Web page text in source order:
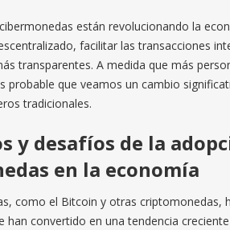
están revolucionando la
facilitar las transacciones
transparentes. A medida que más
probable que veamos un cambio
tradicionales.
y desafíos de la
en la economía
como el Bitcoin y otras criptomonedas,
han convertido en una tendencia